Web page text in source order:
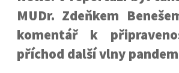
MUDr. Zdeňkem
komentář k
příchod další vlny